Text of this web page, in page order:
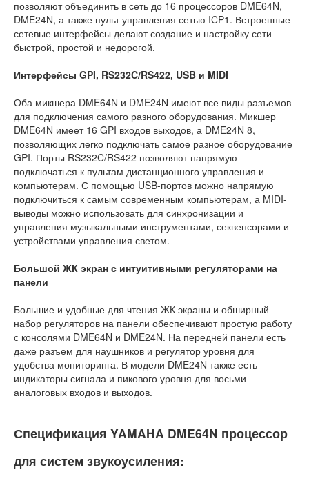
позволяют объединить в сеть до 16 процессоров DME64N,
DME24N, а также пульт управления сетью ICP1. Встроенные
сетевые интерфейсы делают создание и настройку сети
быстрой, простой и недорогой.
Интерфейсы GPI, RS232C/RS422, USB и MIDI
Оба микшера DME64N и DME24N имеют все виды разъемов
для подключения самого разного оборудования. Микшер
DME64N имеет 16 GPI входов выходов, а DME24N 8,
позволяющих легко подключать самое разное оборудование
GPI. Порты RS232C/RS422 позволяют напрямую
подключаться к пультам дистанционного управления и
компьютерам. С помощью USB-портов можно напрямую
подключиться к самым современным компьютерам, а MIDI-
выводы можно использовать для синхронизации и
управления музыкальными инструментами, секвенсорами и
устройствами управления светом.
Большой ЖК экран с интуитивными регуляторами на
панели
Большие и удобные для чтения ЖК экраны и обширный
набор регуляторов на панели обеспечивают простую работу
с консолями DME64N и DME24N. На передней панели есть
даже разъем для наушников и регулятор уровня для
удобства мониторинга. В модели DME24N также есть
индикаторы сигнала и пикового уровня для восьми
аналоговых входов и выходов.
Спецификация YAMAHA DME64N процессор
для систем звукоусиления: